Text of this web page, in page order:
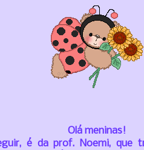
Olá meninas!
é da prof. Noemi, que